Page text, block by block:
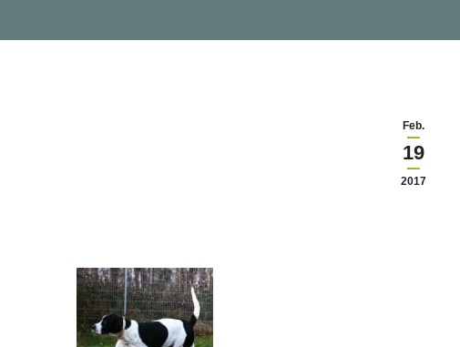
Feb.
19
2017